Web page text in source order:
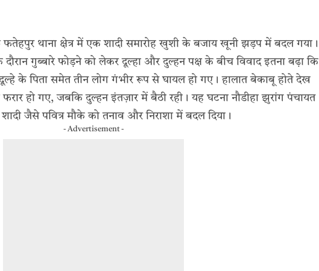
थाना क्षेत्र में एक शादी समारोह खुशी के बजाय खूनी झड़प में बदल गया।
गुब्बारे फोड़ने को लेकर दूल्हा और दुल्हन पक्ष के बीच विवाद इतना बढ़ा कि
के पिता समेत तीन लोग गंभीर रूप से घायल हो गए। हालात बेकाबू होते देख
फरार हो गए, जबकि दुल्हन इंतज़ार में बैठी रही। यह घटना नौडीहा झुरांग पंचायत
जैसे पवित्र मौके को तनाव और निराशा में बदल दिया।
- Advertisement -